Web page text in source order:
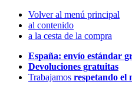
Volver al menú principal
al contenido
a la cesta de la compra
España: envío estándar
Devoluciones gratuitas
Trabajamos respetando el